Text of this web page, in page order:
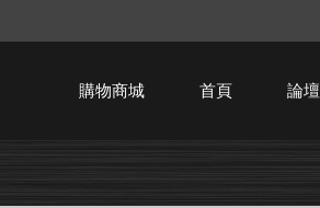
購物商城 首頁 論壇